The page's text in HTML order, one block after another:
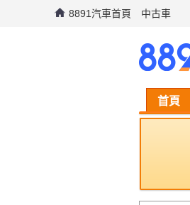
8891汽車首頁 中古車
首頁